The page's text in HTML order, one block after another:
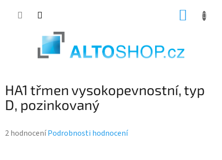
HA1 třmen vysokopevnostní, typ
D, pozinkovaný
Průměrné
hodnocení
2 hodnoceníPodrobnosti hodnocení